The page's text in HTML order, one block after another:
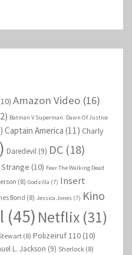
Amazon Video (16)
Batman V Superman: Dawn Of Justice
Captain America (11) Charly
Daredevil (9) DC (18)
(10) Fear The Walking Dead
(8) Godzilla (7) Insert
Bond (8) Jessica Jones (7) Kino
(45) Netflix (31)
(8) Polizeiruf 110 (10)
L. Jackson (9) Sherlock (8)